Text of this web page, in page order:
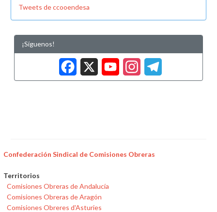
Tweets de ccooendesa
¡Síguenos!
Facebook
X
Confederación Sindical de Comisiones Obreras
Territorios
Comisiones Obreras de Andalucía
Comisiones Obreras de Aragón
Comisiones Obreres d'Asturies